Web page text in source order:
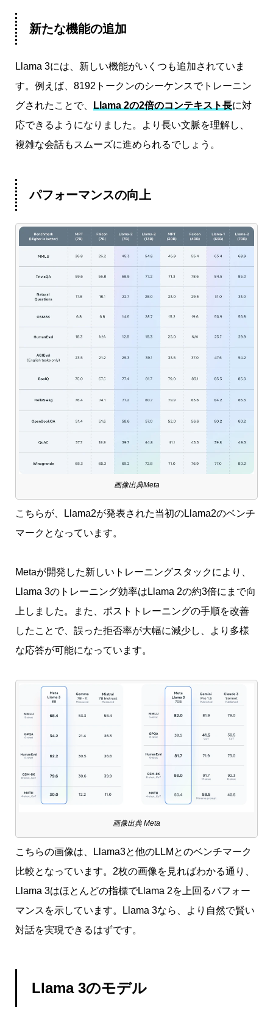
新たな機能の追加
Llama 3には、新しい機能がいくつも追加されていま
す。例えば、8192トークンのシーケンスでトレーニン
グされたことで、
Llama 2の2倍のコンテキスト長に対
応できるようになりました。より長い文脈を理解し、
複雑な会話もスムーズに進められるでしょう。
パフォーマンスの向上
画像出典Meta
こちらが、Llama2が発表された当初のLlama2のベンチ
マークとなっています。
Metaが開発した新しいトレーニングスタックにより、
Llama 3のトレーニング効率はLlama 2の約3倍にまで向
上しました。また、ポストトレーニングの手順を改善
したことで、誤った拒否率が大幅に減少し、より多様
な応答が可能になっています。
画像出典 Meta
こちらの画像は、Llama3と他のLLMとのベンチマーク
比較となっています。2枚の画像を見ればわかる通り、
Llama 3はほとんどの指標でLlama 2を上回るパフォー
マンスを示しています。Llama 3なら、より自然で賢い
対話を実現できるはずです。
Llama 3のモデル